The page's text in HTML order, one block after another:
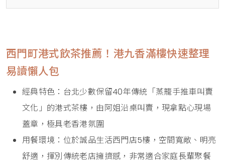
西門町港式飲茶推薦！港九香滿樓快速整理
易讀懶人包
經典特色：台北少數保留40年傳統「蒸籠手推車叫賣
文化」的港式茶樓，由阿姐沿桌叫賣，現拿點心現場
蓋章，極具老香港氛圍
用餐環境：位於誠品生活西門店5樓，空間寬敞、明亮
舒適，揮別傳統老店擁擠感，非常適合家庭長輩聚餐